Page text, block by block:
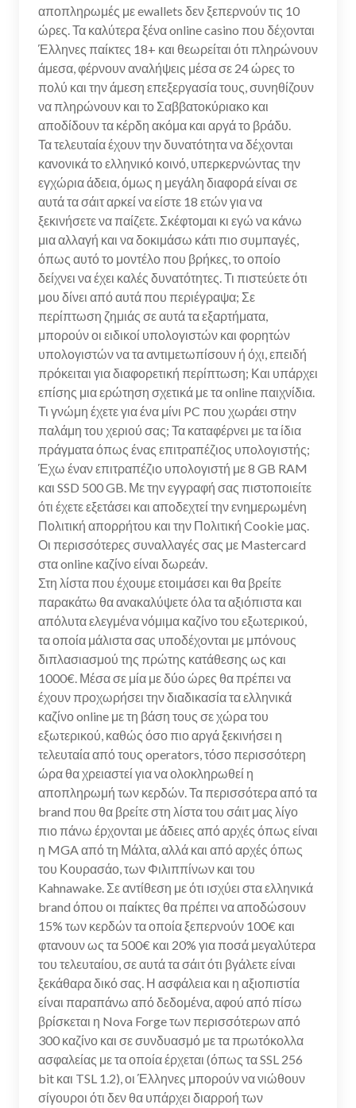
αποπληρωμές με ewallets δεν ξεπερνούν τις 10
ώρες. Τα καλύτερα ξένα online casino που δέχονται
Έλληνες παίκτες 18+ και θεωρείται ότι πληρώνουν
άμεσα, φέρνουν αναλήψεις μέσα σε 24 ώρες το
πολύ και την άμεση επεξεργασία τους, συνηθίζουν
να πληρώνουν και το Σαββατοκύριακο και
αποδίδουν τα κέρδη ακόμα και αργά το βράδυ.
Τα τελευταία έχουν την δυνατότητα να δέχονται
κανονικά το ελληνικό κοινό, υπερκερνώντας την
εγχώρια άδεια, όμως η μεγάλη διαφορά είναι σε
αυτά τα σάιτ αρκεί να είστε 18 ετών για να
ξεκινήσετε να παίζετε. Σκέφτομαι κι εγώ να κάνω
μια αλλαγή και να δοκιμάσω κάτι πιο συμπαγές,
όπως αυτό το μοντέλο που βρήκες, το οποίο
δείχνει να έχει καλές δυνατότητες. Τι πιστεύετε ότι
μου δίνει από αυτά που περιέγραψα; Σε
περίπτωση ζημιάς σε αυτά τα εξαρτήματα,
μπορούν οι ειδικοί υπολογιστών και φορητών
υπολογιστών να τα αντιμετωπίσουν ή όχι, επειδή
πρόκειται για διαφορετική περίπτωση; Και υπάρχει
επίσης μια ερώτηση σχετικά με τα online παιχνίδια.
Τι γνώμη έχετε για ένα μίνι PC που χωράει στην
παλάμη του χεριού σας; Τα καταφέρνει με τα ίδια
πράγματα όπως ένας επιτραπέζιος υπολογιστής;
Έχω έναν επιτραπέζιο υπολογιστή με 8 GB RAM
και SSD 500 GB. Με την εγγραφή σας πιστοποιείτε
ότι έχετε εξετάσει και αποδεχτεί την ενημερωμένη
Πολιτική απορρήτου και την Πολιτική Cookie μας.
Οι περισσότερες συναλλαγές σας με Mastercard
στα online καζίνο είναι δωρεάν.
Στη λίστα που έχουμε ετοιμάσει και θα βρείτε
παρακάτω θα ανακαλύψετε όλα τα αξιόπιστα και
απόλυτα ελεγμένα νόμιμα καζίνο του εξωτερικού,
τα οποία μάλιστα σας υποδέχονται με μπόνους
διπλασιασμού της πρώτης κατάθεσης ως και
1000€. Μέσα σε μία με δύο ώρες θα πρέπει να
έχουν προχωρήσει την διαδικασία τα ελληνικά
καζίνο online με τη βάση τους σε χώρα του
εξωτερικού, καθώς όσο πιο αργά ξεκινήσει η
τελευταία από τους operators, τόσο περισσότερη
ώρα θα χρειαστεί για να ολοκληρωθεί η
αποπληρωμή των κερδών. Τα περισσότερα από τα
brand που θα βρείτε στη λίστα του σάιτ μας λίγο
πιο πάνω έρχονται με άδειες από αρχές όπως είναι
η MGA από τη Μάλτα, αλλά και από αρχές όπως
του Κουρασάο, των Φιλιππίνων και του
Kahnawake. Σε αντίθεση με ότι ισχύει στα ελληνικά
brand όπου οι παίκτες θα πρέπει να αποδώσουν
15% των κερδών τα οποία ξεπερνούν 100€ και
φτανουν ως τα 500€ και 20% για ποσά μεγαλύτερα
του τελευταίου, σε αυτά τα σάιτ ότι βγάλετε είναι
ξεκάθαρα δικό σας. Η ασφάλεια και η αξιοπιστία
είναι παραπάνω από δεδομένα, αφού από πίσω
βρίσκεται η Nova Forge των περισσότερων από
300 καζίνο και σε συνδυασμό με τα πρωτόκολλα
ασφαλείας με τα οποία έρχεται (όπως τα SSL 256
bit και TSL 1.2), οι Έλληνες μπορούν να νιώθουν
σίγουροι ότι δεν θα υπάρχει διαρροή των